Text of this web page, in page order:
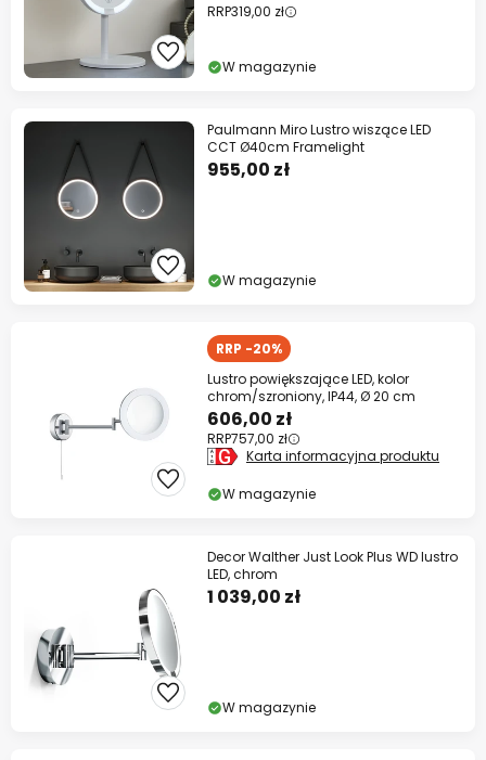
RRP319,00 zł
W magazynie
Paulmann Miro Lustro wiszące LED
CCT Ø40cm Framelight
955,00 zł
W magazynie
RRP -20%
Lustro powiększające LED, kolor
chrom/szroniony, IP44, Ø 20 cm
606,00 zł
RRP757,00 zł
Karta informacyjna produktu
W magazynie
Decor Walther Just Look Plus WD lustro
LED, chrom
1 039,00 zł
W magazynie